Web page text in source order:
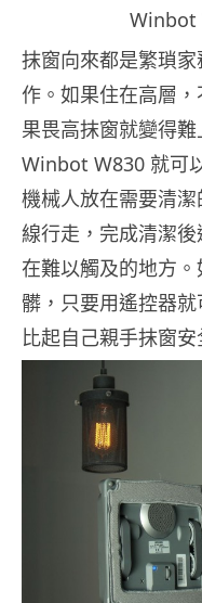
Winbot
抹窗向來都是繁瑣
作。如果住在高層
果畏高抹窗就變得
Winbot W830 就可
機械人放在需要清
線行走，完成清潔
在難以觸及的地方
髒，只要用遙控器
比起自己親手抹窗安